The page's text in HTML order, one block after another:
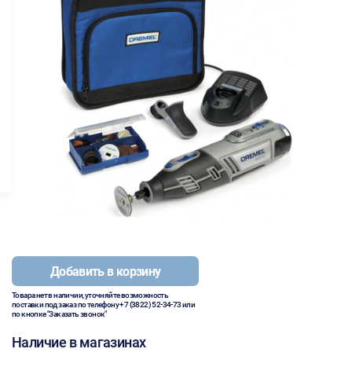
Добавить в корзину
Товара нет в наличии, уточняйте возможность
поставки под заказ по телефону+7 (3822) 52-34-73или
по кнопке "Заказать звонок"
Наличие в магазинах